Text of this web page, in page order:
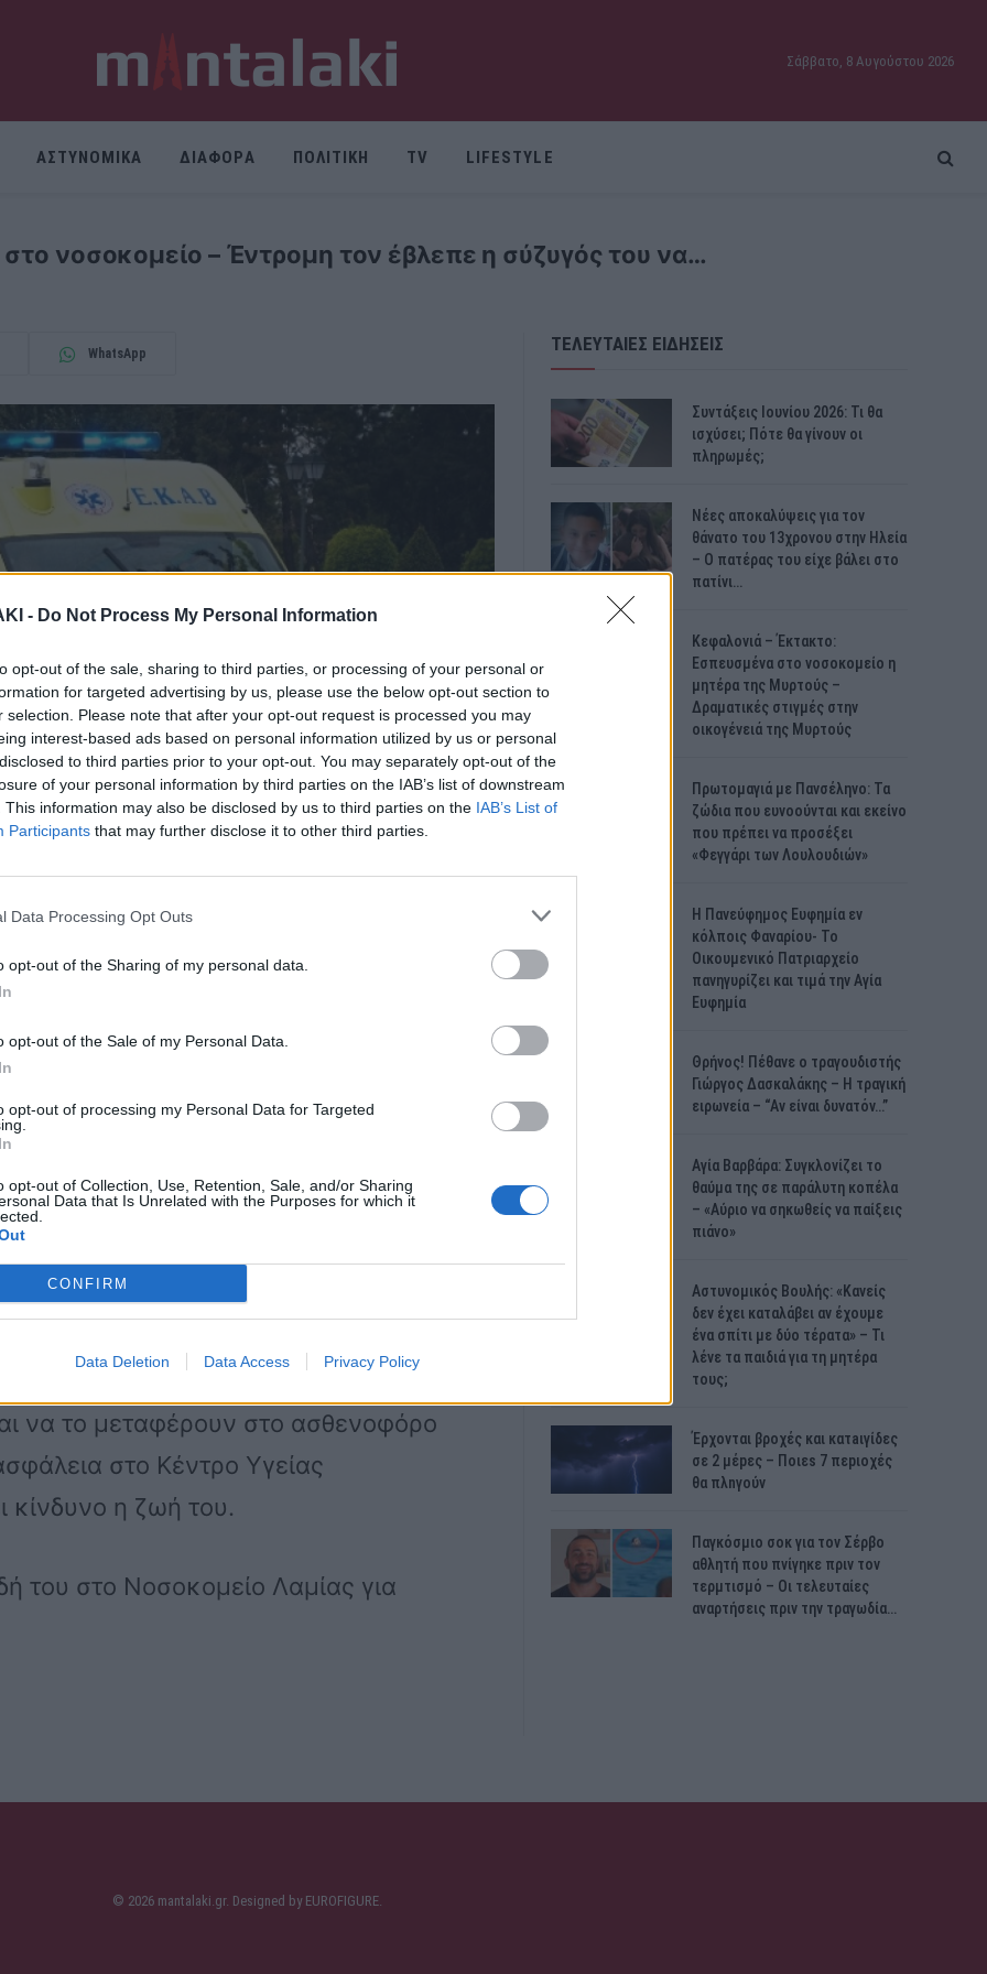
- Do Not Process My Personal Information
opt-out of the sale, sharing to third parties, or processing of your personal or
for targeted advertising by us, please use the below opt-out section to
selection. Please note that after your opt-out request is processed you may
interest-based ads based on personal information utilized by us or personal
to third parties prior to your opt-out. You may separately opt-out of the
of your personal information by third parties on the IAB’s list of downstream
This information may also be disclosed by us to third parties on the IAB’s List of
Participants that may further disclose it to other third parties.
Data Processing Opt Outs
opt-out of the Sharing of my personal data.
opt-out of the Sale of my Personal Data.
opt-out of processing my Personal Data for Targeted
opt-out of Collection, Use, Retention, Sale, and/or Sharing
Data that Is Unrelated with the Purposes for which it
CONFIRM
Data Deletion Data Access Privacy Policy
Σάββατο, 8 Αυγούστου 2026
ΑΣΤΥΝΟΜΙΚΑ ΔΙΑΦΟΡΑ ΠΟΛΙΤΙΚΗ TV LIFESTYLE
νοσοκομείο – Έντρομη τον έβλεπε η σύζυγός του να…
WhatsApp
του Αγ. Γεωργίου, στο παλιό
Όλα ξεκίνησαν, όταν ένας
τη Θεία Λειτουργία στο ξωκλήσι,
σε δύσβατο σημείο, με
μονοπάτι που ακολούθησε έχασε
σημείο, έχοντας τραυματιστεί.
για βοήθεια, ενώ τρεις
που κλήθηκαν προς βοήθεια,
να το μεταφέρουν στο ασθενοφόρο
στο Κέντρο Υγείας
κίνδυνο η ζωή του.
του στο Νοσοκομείο Λαμίας για
ΤΕΛΕΥΤΑΙΕΣ ΕΙΔΗΣΕΙΣ
Συντάξεις Ιουνίου 2026: Τι θα
ισχύσει; Πότε θα γίνουν οι
πληρωμές;
Νέες αποκαλύψεις για τον
θάνατο του 13χρονου στην Ηλεία
– Ο πατέρας του είχε βάλει στο
πατίνι…
Κεφαλονιά – Έκτακτο:
Εσπευσμένα στο νοσοκομείο η
μητέρα της Μυρτούς –
Δραματικές στιγμές στην
οικογένειά της Μυρτούς
Πρωτομαγιά με Πανσέληνο: Τα
ζώδια που ευνοούνται και εκείνο
που πρέπει να προσέξει
«Φεγγάρι των Λουλουδιών»
H Πανεύφημος Ευφημία εν
κόλποις Φαναρίου- Το
Οικουμενικό Πατριαρχείο
πανηγυρίζει και τιμά την Αγία
Ευφημία
Θρήνος! Πέθανε ο τραγουδιστής
Γιώργος Δασκαλάκης – Η τραγική
ειρωνεία – “Αν είναι δυνατόν…”
Αγία Βαρβάρα: Συγκλονίζει το
θαύμα της σε παράλυτη κοπέλα
– «Αύριο να σηκωθείς να παίξεις
πιάνο»
Αστυνομικός Bουλής: «Κανείς
δεν έχει καταλάβει αν έχουμε
ένα σπίτι με δύο τέρατα» – Τι
λένε τα παιδιά για τη μητέρα
τους;
Έρχονται βροχές και κατaιγίδες
σε 2 μέpες – Ποιεs 7 πεpιοχές
θα πλnγούν
Παγκόσμιο σοκ για τον Σέρβο
αθλητή που πνίγηκε πριν τον
τερμτισμό – Οι τελευταίες
αναρτήσεις πριν την τραγωδία…
© 2026 mantalaki.gr. Designed by EUROFIGURE.